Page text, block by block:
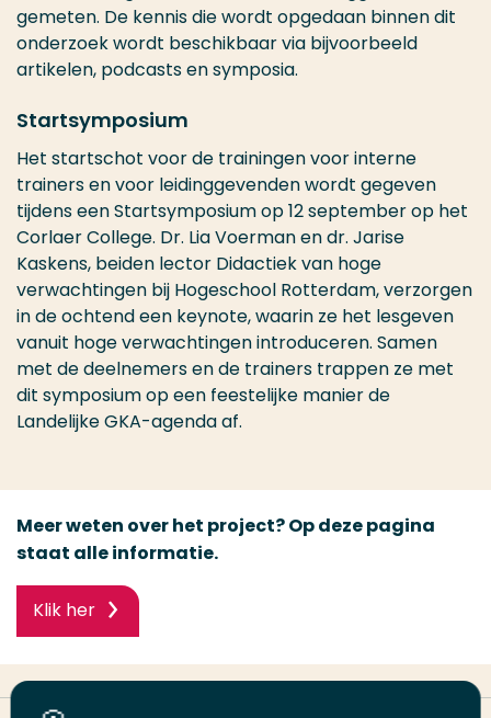
gemeten. De kennis die wordt opgedaan binnen dit
onderzoek wordt beschikbaar via bijvoorbeeld
artikelen, podcasts en symposia.
Startsymposium
Het startschot voor de trainingen voor interne
trainers en voor leidinggevenden wordt gegeven
tijdens een Startsymposium op 12 september op het
Corlaer College. Dr. Lia Voerman en dr. Jarise
Kaskens, beiden lector Didactiek van hoge
verwachtingen bij Hogeschool Rotterdam, verzorgen
in de ochtend een keynote, waarin ze het lesgeven
vanuit hoge verwachtingen introduceren. Samen
met de deelnemers en de trainers trappen ze met
dit symposium op een feestelijke manier de
Landelijke GKA-agenda af.
Meer weten over het project? Op deze pagina
staat alle informatie.
Klik her